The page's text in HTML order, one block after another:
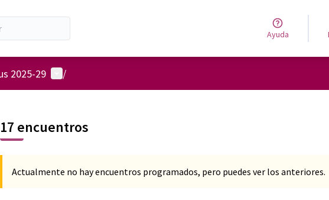
Ayuda
2025-29 Menú de usuario
/
17 encuentros
Actualmente no hay encuentros programados, pero puedes ver los anteriores.